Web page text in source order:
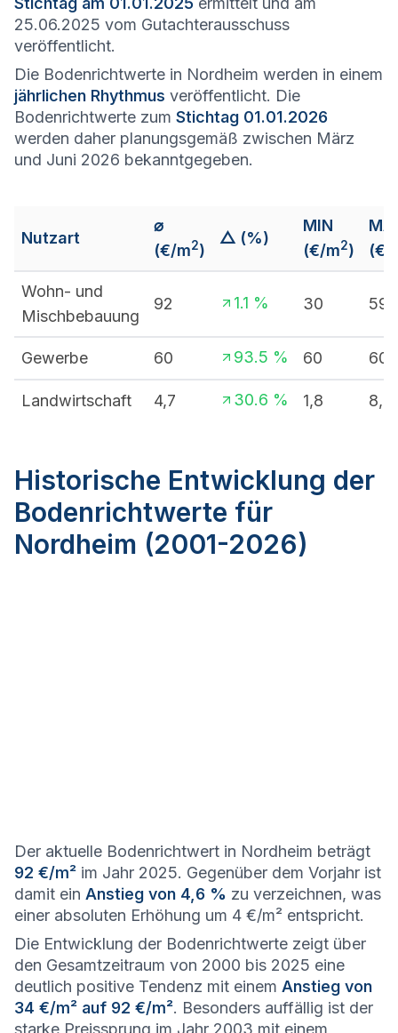
25.06.2025 vom Gutachterausschuss
veröffentlicht.
Die Bodenrichtwerte in Nordheim werden in einem
jährlichen Rhythmus veröffentlicht. Die
Bodenrichtwerte zum Stichtag 01.01.2026
werden daher planungsgemäß zwischen März
und Juni 2026 bekanntgegeben.
Nutzart
⌀
(€/m2)
△ (%)
MIN
(€/m2)
(€/
Wohn- und
Mischbebauung
92 1.1 % 30 590
Gewerbe 60 93.5 % 60 60
Landwirtschaft 4,7 30.6 % 1,8 8,2
Historische Entwicklung der
Bodenrichtwerte für
Nordheim (2001-2026)
Der aktuelle Bodenrichtwert in Nordheim beträgt
92 €/m² im Jahr 2025. Gegenüber dem Vorjahr ist
damit ein Anstieg von 4,6 % zu verzeichnen, was
einer absoluten Erhöhung um 4 €/m² entspricht.
Die Entwicklung der Bodenrichtwerte zeigt über
den Gesamtzeitraum von 2000 bis 2025 eine
deutlich positive Tendenz mit einem Anstieg von
34 €/m² auf 92 €/m². Besonders auffällig ist der
starke Preissprung im Jahr 2003 mit einem